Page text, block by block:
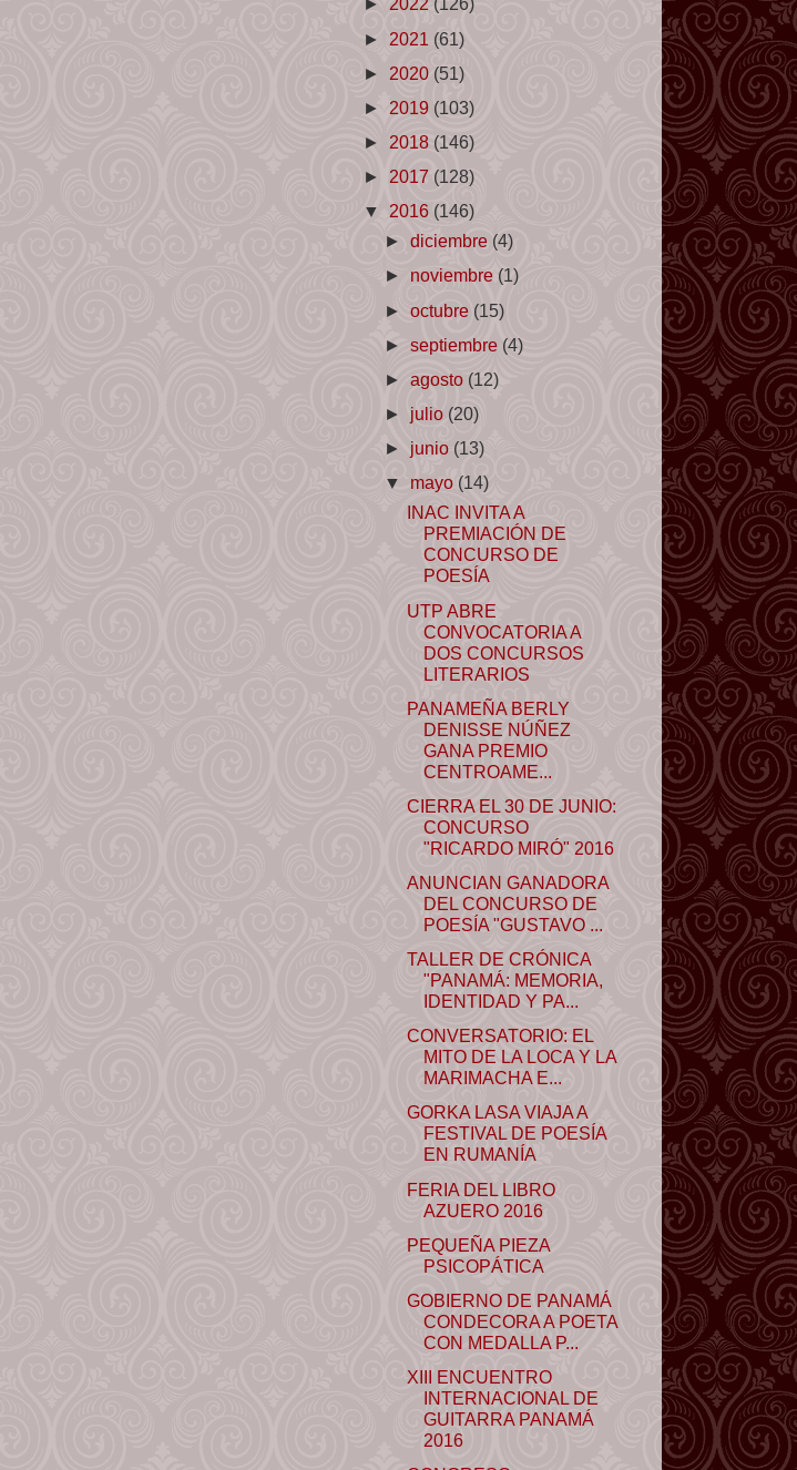
► 2021 (61)
► 2020 (51)
► 2019 (103)
► 2018 (146)
► 2017 (128)
▼ 2016 (146)
►diciembre (4)
► noviembre (1)
►octubre (15)
►septiembre (4)
►agosto (12)
► julio (20)
► junio (13)
▼ mayo (14)
INAC INVITA A
PREMIACIÓN DE
CONCURSO DE
POESÍA
UTP ABRE
CONVOCATORIA A
DOS CONCURSOS
LITERARIOS
PANAMEÑA BERLY
DENISSE NÚÑEZ
GANA PREMIO
CENTROAME...
CIERRA EL 30 DE JUNIO:
CONCURSO
"RICARDO MIRÓ" 2016
ANUNCIAN GANADORA
DEL CONCURSO DE
POESÍA "GUSTAVO ...
TALLER DE CRÓNICA
"PANAMÁ: MEMORIA,
IDENTIDAD Y PA...
CONVERSATORIO: EL
MITO DE LA LOCA Y LA
MARIMACHA E...
GORKA LASA VIAJA A
FESTIVAL DE POESÍA
EN RUMANÍA
FERIA DEL LIBRO
AZUERO 2016
PEQUEÑA PIEZA
PSICOPÁTICA
GOBIERNO DE PANAMÁ
CONDECORA A POETA
CON MEDALLA P...
XIII ENCUENTRO
INTERNACIONAL DE
GUITARRA PANAMÁ
2016